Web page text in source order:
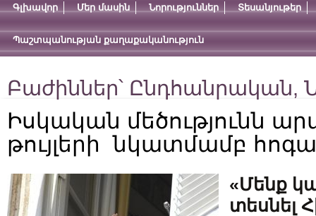
Գլխավոր Մեր մասին Նորություններ Տեսանյութեր
Պաշտպանության քաղաքականություն
Բաժիններ՝ Ընդհանրական,
Իսկական մեծությունն
թույլերի նկատմամբ
«Մենք
տեսնել